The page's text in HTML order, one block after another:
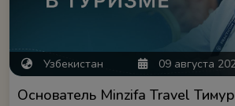
Узбекистан 09 августа
Основатель Minzifa Travel